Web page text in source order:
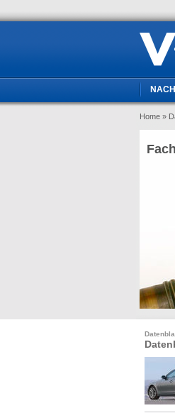
Home »